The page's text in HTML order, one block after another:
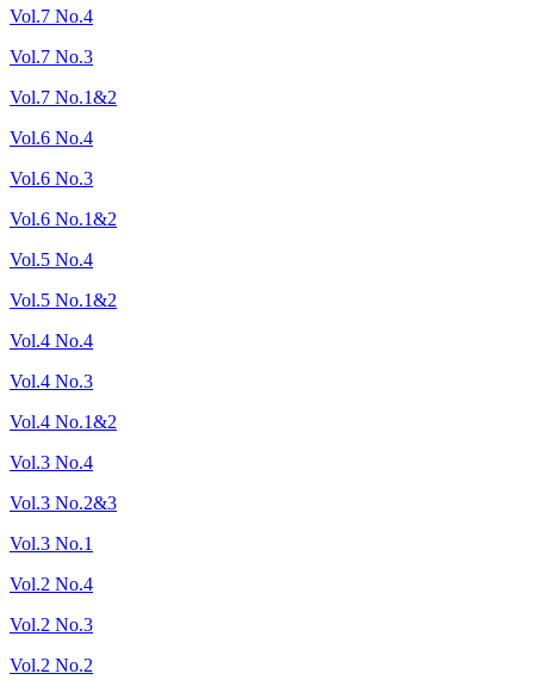
Vol.7 No.4
Vol.7 No.3
Vol.7 No.1&2
Vol.6 No.4
Vol.6 No.3
Vol.6 No.1&2
Vol.5 No.4
Vol.5 No.1&2
Vol.4 No.4
Vol.4 No.3
Vol.4 No.1&2
Vol.3 No.4
Vol.3 No.2&3
Vol.3 No.1
Vol.2 No.4
Vol.2 No.3
Vol.2 No.2